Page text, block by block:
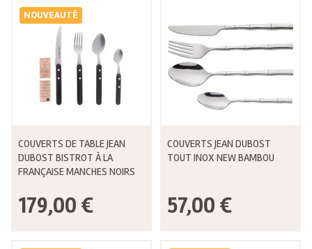
NOUVEAUTÉ
COUVERTS DE TABLE JEAN
DUBOST BISTROT À LA
FRANÇAISE MANCHES NOIRS
179,00 €
COUVERTS JEAN DUBOST
TOUT INOX NEW BAMBOU
57,00 €